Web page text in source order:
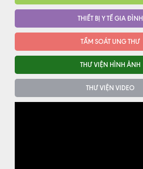
THIẾT BỊ Y TẾ GIA ĐÌNH
TẦM SOÁT UNG THƯ
THƯ VIỆN HÌNH ẢNH
THƯ VIỆN VIDEO